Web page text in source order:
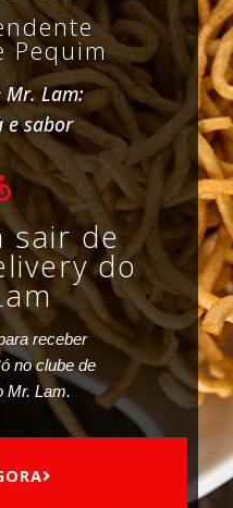
Pequim
Mr. Lam:
e sabor
sair de
do
receber
no clube de
Mr. Lam.